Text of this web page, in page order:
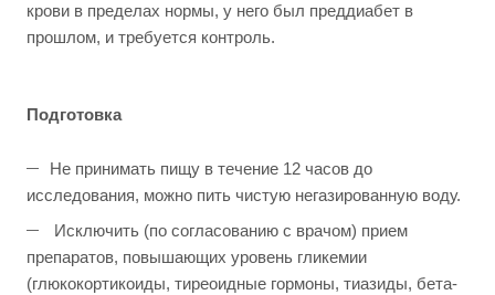
крови в пределах нормы, у него был преддиабет в
прошлом, и требуется контроль.
Подготовка
Не принимать пищу в течение 12 часов до
исследования, можно пить чистую негазированную воду.
Исключить (по согласованию с врачом) прием
препаратов, повышающих уровень гликемии
(глюкокортикоиды, тиреоидные гормоны, тиазиды, бета-